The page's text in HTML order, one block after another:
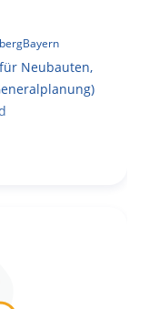
Bayern
Neubauten,